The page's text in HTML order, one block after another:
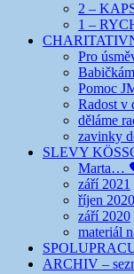
2 –
1 –
Pro
Pomoc
Radost v
děláme
zavinky
SLEVY
Marta…
září 2021
říjen
září 2020
materiál
ARCHIV –